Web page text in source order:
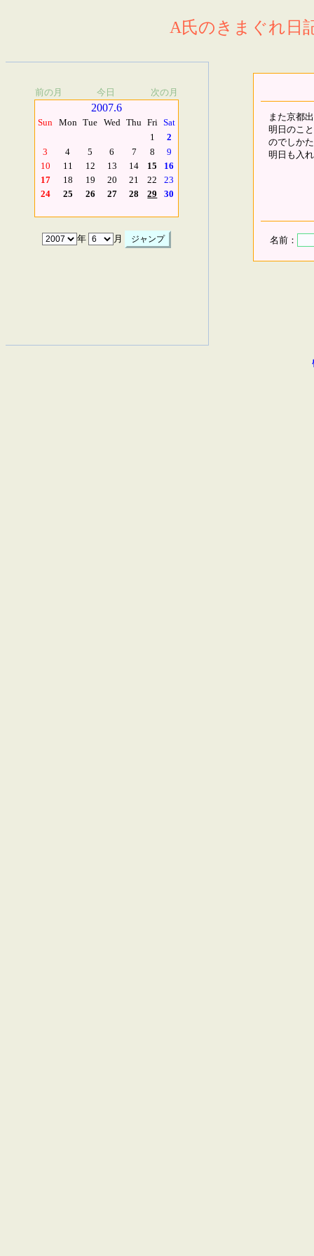
A氏のきまぐれ日
前の月 今日 次の月
2007.6
Sun Mon Tue Wed Thu Fri Sat
1
2
3
4 5 6 7 8
9
10
11 12 13 14 15
16
17
18 19 20 21 22
23
24
25 26 27 28 29 30
年 月
また京都
明日のこ
のでしか
明日も入
名前：